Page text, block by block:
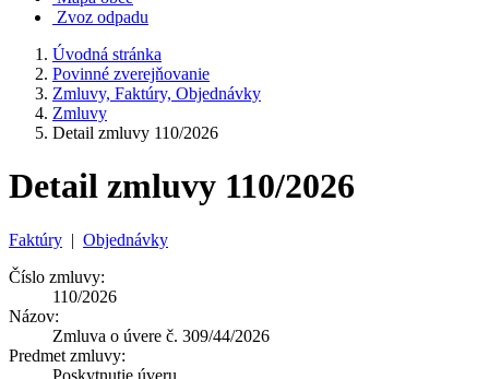
Zvoz odpadu
Úvodná stránka
Povinné zverejňovanie
Zmluvy, Faktúry, Objednávky
Zmluvy
Detail zmluvy 110/2026
Detail zmluvy 110/2026
Faktúry | Objednávky
Číslo zmluvy:
110/2026
Názov:
Zmluva o úvere č. 309/44/2026
Predmet zmluvy:
Poskytnutie úveru